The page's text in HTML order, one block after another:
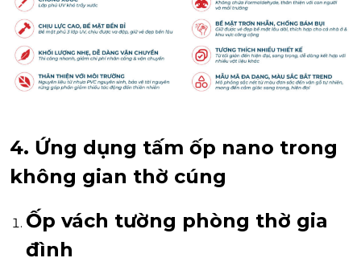
4. Ứng dụng tấm ốp nano trong
không gian thờ cúng
Ốp vách tường phòng thờ gia
đình